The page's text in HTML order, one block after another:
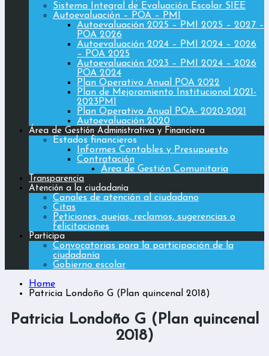
Sistema Integral de Evaluación Escolar SIEE
Autoevaluación – POA – PMI
Autoevaluación 2025 – PMI 2025 – 2027 –
POA 2026
Autoevaluación 2024 – PMI 2024 – 2026
– POA 2025
Autoevaluación 2023 – PMI 2024 – 2026
POA 2024
Plan Operativo Anual POA 2022
Plan de Mejoramiento Institucional 2021-
2023PMI
Plan Operativo Anual POA- 2020-2021
Autoevaluación 2020
Área de Gestión Administrativa y Financiera
Estados financieros
Informes Contables y Presupuesto
Contratación
Área de Gestión Comunitaria
Transparencia
Atención a la ciudadanía
Canales de atención al ciudadano
Citas
Peticiones, quejas, reclamos, sugerencias o
felicitaciones
Participa
Convocatorias para la participación de la
ciudadanía
Gobierno escolar
Home
Patricia Londoño G (Plan quincenal 2018)
Patricia Londoño G (Plan quincenal
2018)